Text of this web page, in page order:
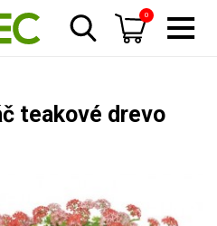
0
teakové drevo